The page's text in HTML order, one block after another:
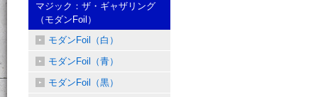
マジック：ザ・ギャザリング
（モダンFoil）
モダンFoil（白）
モダンFoil（青）
モダンFoil（黒）